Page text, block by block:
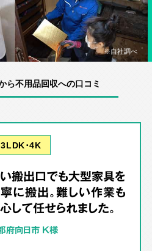
※自社調べ
ら不用品回収への口コミ
･4K
搬出口でも大型家具を
に搬出。難しい作業も
して任せられました。
府向日市 K様